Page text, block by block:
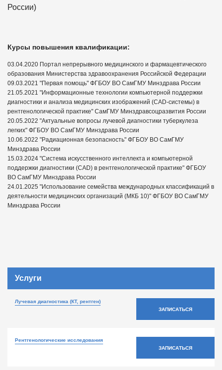
России)
Курсы повышения квалификации:
03.04.2020 Портал непрерывного медицинского и фармацевтического
образования Министерства здравоохранения Российской Федерации
09.03.2021 "Первая помощь" ФГБОУ ВО СамГМУ Минздрава России
21.05.2021 "Информационные технологии компьютерной поддержки
диагностики и анализа медицинских изображений (CAD-системы) в
рентгенологической практике" СамГМУ Минздравсоцразвития России
20.05.2022 "Актуальные вопросы лучевой диагностики туберкулеза
легких" ФГБОУ ВО СамГМУ Минздрава России
10.06.2022 "Радиационная безопасность" ФГБОУ ВО СамГМУ
Минздрава России
15.03.2024 "Система искусственного интеллекта и компьютерной
поддержки диагностики (СAD) в рентгенологической практике" ФГБОУ
ВО СамГМУ Минздрава России
24.01.2025 "Использование семейства международных классификаций в
деятельности медицинских организаций (МКБ 10)" ФГБОУ ВО СамГМУ
Минздрава России
Услуги
Лучевая диагностика (КТ, рентген)
ЗАПИСАТЬСЯ
Рентгенологические исследования
ЗАПИСАТЬСЯ